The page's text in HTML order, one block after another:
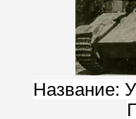
Название: